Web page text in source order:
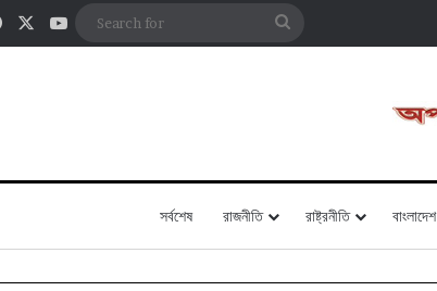
FacebookYouTube
সর্বশেষ রাজনীতি রাষ্ট্রনীতি বাংলাদেশ